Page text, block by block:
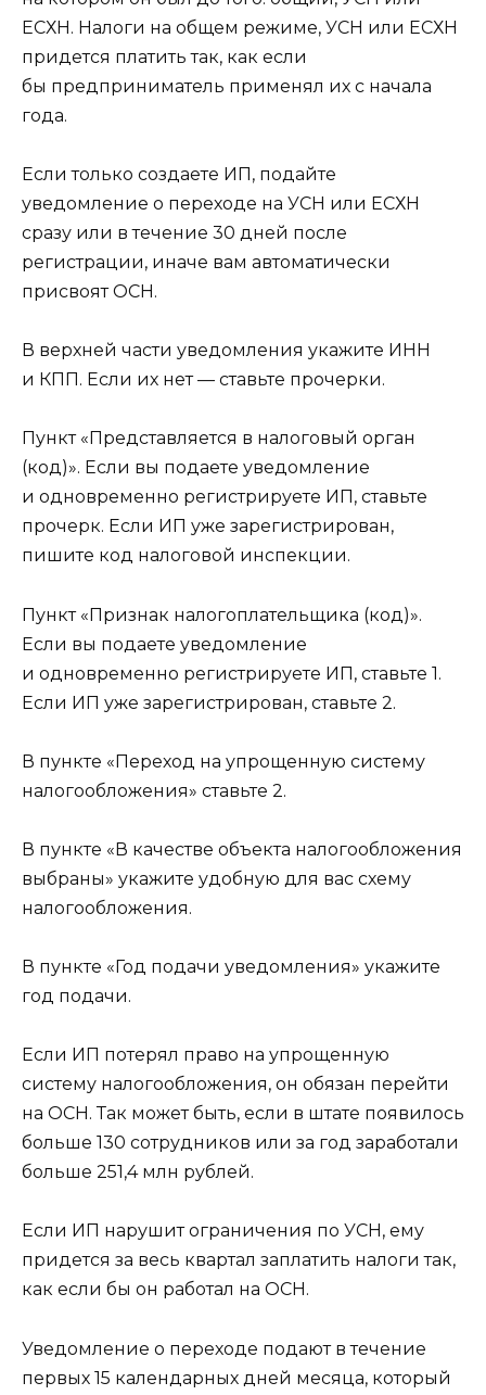
ЕСХН. Налоги на общем режиме, УСН или ЕСХН
придется платить так, как если
бы предприниматель применял их с начала
года.
Если только создаете ИП, подайте
уведомление о переходе на УСН или ЕСХН
сразу или в течение 30 дней после
регистрации, иначе вам автоматически
присвоят ОСН.
В верхней части уведомления укажите ИНН
и КПП. Если их нет — ставьте прочерки.
Пункт «Представляется в налоговый орган
(код)». Если вы подаете уведомление
и одновременно регистрируете ИП, ставьте
прочерк. Если ИП уже зарегистрирован,
пишите код налоговой инспекции.
Пункт «Признак налогоплательщика (код)».
Если вы подаете уведомление
и одновременно регистрируете ИП, ставьте 1.
Если ИП уже зарегистрирован, ставьте 2.
В пункте «Переход на упрощенную систему
налогообложения» ставьте 2.
В пункте «В качестве объекта налогообложения
выбраны» укажите удобную для вас схему
налогообложения.
В пункте «Год подачи уведомления» укажите
год подачи.
Если ИП потерял право на упрощенную
систему налогообложения, он обязан перейти
на ОСН. Так может быть, если в штате появилось
больше 130 сотрудников или за год заработали
больше 251,4 млн рублей.
Если ИП нарушит ограничения по УСН, ему
придется за весь квартал заплатить налоги так,
как если бы он работал на ОСН.
Уведомление о переходе подают в течение
первых 15 календарных дней месяца, который